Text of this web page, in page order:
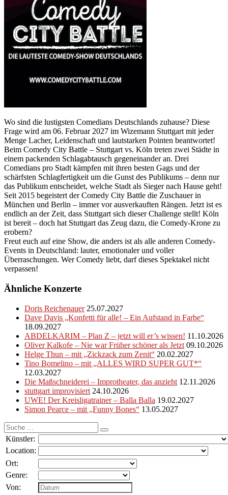
Wo sind die lustigsten Comedians Deutschlands zuhause? Diese
Frage wird am 06. Februar 2027 im Wizemann Stuttgart mit jeder
Menge Lacher, Leidenschaft und lautstarken Pointen beantwortet!
Beim Comedy City Battle – Stuttgart vs. Köln treten zwei Städte in
einem packenden Schlagabtausch gegeneinander an. Drei
Comedians pro Stadt kämpfen mit ihren besten Gags und der
schärfsten Schlagfertigkeit um die Gunst des Publikums – denn nur
das Publikum entscheidet, welche Stadt als Sieger nach Hause geht!
Seit 2015 begeistert der Comedy City Battle die Zuschauer in
München und Berlin – immer vor ausverkauften Rängen. Jetzt ist es
endlich an der Zeit, dass Stuttgart sich dieser Challenge stellt! Köln
ist bereit – doch hat Stuttgart das Zeug dazu, die Comedy-Krone zu
erobern?
Freut euch auf eine Show, die anders ist als alle anderen Comedy-
Events in Deutschland: lauter, emotionaler und voller
Überraschungen. Wer Comedy liebt, darf dieses Spektakel nicht
verpassen!
Ähnliche Konzerte
Doris Reichenauer 25.07.2027
Dave Davis „Konfetti für alle! – Ein Aufstand in Farbe“
18.09.2027
ABDELKARIM – Plan Z – jetzt will er’s wissen! 11.10.2026
Oliver Kalkofe – Nie war Früher schöner als Jetzt 09.10.2026
Helge Thun – mit „Zickzack zum Zenit“ 20.02.2027
Tino Bomelino – mit „ALLES WIRD SUPER GUT*“
12.03.2027
Die Maßschneiderei – Improtheater, das anzieht 12.11.2026
stuttgart improvisiert 24.10.2026
UWE! Der Kreisligatrainer – Balla Balla 19.02.2027
Simon Pearce – mit „Funny Bones“ 13.05.2027
Suche
nach:
Künstler:
Location:
Ort:
Genre:
Von: